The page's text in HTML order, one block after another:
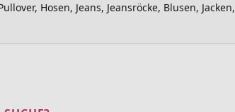
Hosen, Jeans, Jeansröcke, Blusen, Jacken,